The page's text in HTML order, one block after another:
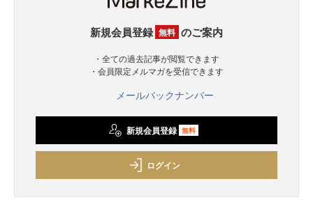
新規会員登録 無料 のご案内
・全ての過去記事が閲覧できます
・会員限定メルマガを受信できます
メールバックナンバー
新規会員登録 無料
ログイン